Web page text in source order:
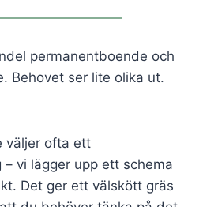
permanentboende och
Behovet ser lite olika ut.
väljer ofta ett
vi lägger upp ett schema
Det ger ett välskött gräs